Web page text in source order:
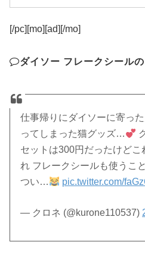
[/pc][mo][ad][/mo]
ダイソー フレークシールの
仕事帰りにダイソーに寄っ
ってしまった猫グッズ…
セットは300円だったけどこ
れ フレークシールも使うこ
つい…
pic.twitter.com/
— クロネ (@kurone110537)